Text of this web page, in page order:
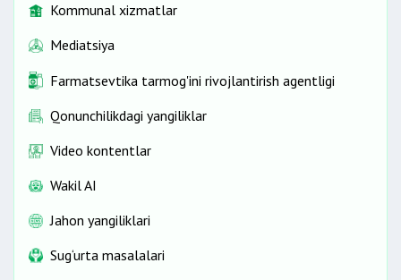
Kommunal xizmatlar
Mediatsiya
Farmatsevtika tarmog'ini rivojlantirish agentligi
Qonunchilikdagi yangiliklar
Video kontentlar
Wakil AI
Jahon yangiliklari
Sug‘urta masalalari